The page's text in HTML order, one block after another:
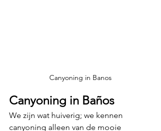
Canyoning in Banos
Canyoning in Baños
We zijn wat huiverig; we kennen
canyoning alleen van de mooie